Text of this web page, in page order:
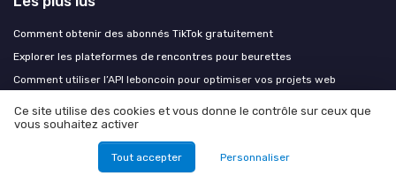
Comment obtenir des abonnés TikTok gratuitement
Explorer les plateformes de rencontres pour beurettes
Comment utiliser l’API leboncoin pour optimiser vos projets web
recherche
Comment les quiz sur Instagram transforment l'engagement des
Ce site utilise des cookies et vous donne le contrôle sur ceux que
vous souhaitez activer
Tout accepter Personnaliser